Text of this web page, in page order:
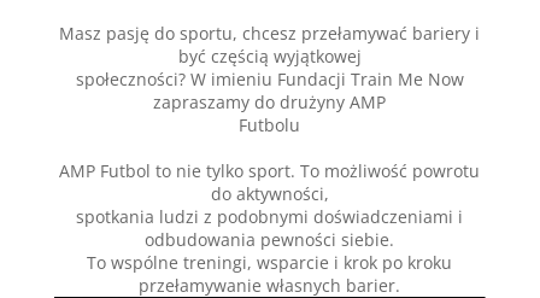
Masz pasję do sportu, chcesz przełamywać bariery i
być częścią wyjątkowej
społeczności? W imieniu Fundacji Train Me Now
zapraszamy do drużyny AMP
Futbolu
AMP Futbol to nie tylko sport. To możliwość powrotu
do aktywności,
spotkania ludzi z podobnymi doświadczeniami i
odbudowania pewności siebie.
To wspólne treningi, wsparcie i krok po kroku
przełamywanie własnych barier.